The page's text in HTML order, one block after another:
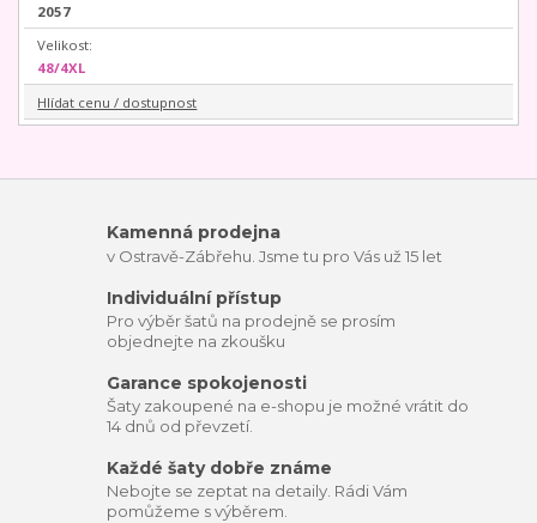
2057
Velikost:
48/4XL
Hlídat cenu / dostupnost
Kamenná prodejna
v Ostravě-Zábřehu. Jsme tu pro Vás už 15 let
Individuální přístup
Pro výběr šatů na prodejně se prosím
objednejte na zkoušku
Garance spokojenosti
Šaty zakoupené na e-shopu je možné vrátit do
14 dnů od převzetí.
Každé šaty dobře známe
Nebojte se zeptat na detaily. Rádi Vám
pomůžeme s výběrem.